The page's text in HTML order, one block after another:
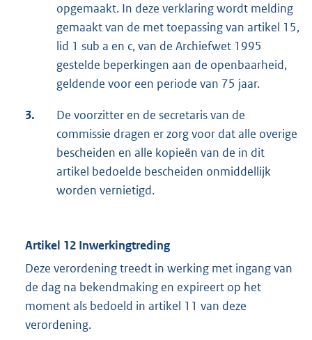
opgemaakt. In deze verklaring wordt melding
gemaakt van de met toepassing van artikel 15,
lid 1 sub a en c, van de Archiefwet 1995
gestelde beperkingen aan de openbaarheid,
geldende voor een periode van 75 jaar.
3.
De voorzitter en de secretaris van de
commissie dragen er zorg voor dat alle overige
bescheiden en alle kopieën van de in dit
artikel bedoelde bescheiden onmiddellijk
worden vernietigd.
Artikel 12 Inwerkingtreding
Deze verordening treedt in werking met ingang van
de dag na bekendmaking en expireert op het
moment als bedoeld in artikel 11 van deze
verordening.